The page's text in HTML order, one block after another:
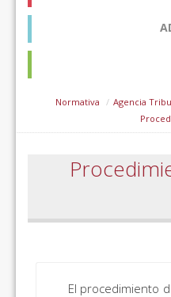
Agencia
Normativa
El procedimiento